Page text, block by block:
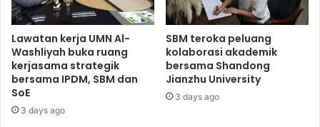
Lawatan kerja UMN Al-
Washliyah buka ruang
kerjasama strategik
bersama IPDM, SBM dan
SoE
3 days ago
SBM teroka peluang
kolaborasi akademik
bersama Shandong
Jianzhu University
3 days ago